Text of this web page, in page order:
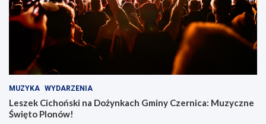
MUZYKA WYDARZENIA
Leszek Cichoński na Dożynkach Gminy Czernica: Muzyczne
Święto Plonów!